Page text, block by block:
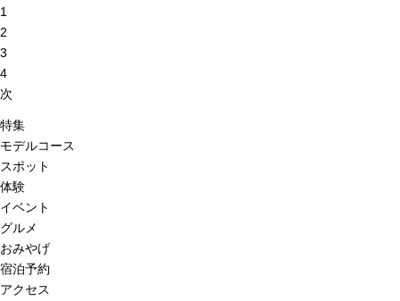
1
2
3
4
次
特集
モデルコース
スポット
体験
イベント
グルメ
おみやげ
宿泊予約
アクセス